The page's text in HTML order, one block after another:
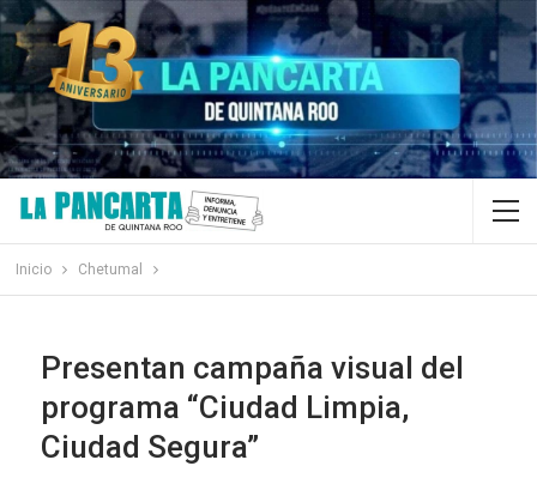
Inicio Chetumal
Presentan campaña visual del
programa “Ciudad Limpia,
Ciudad Segura”